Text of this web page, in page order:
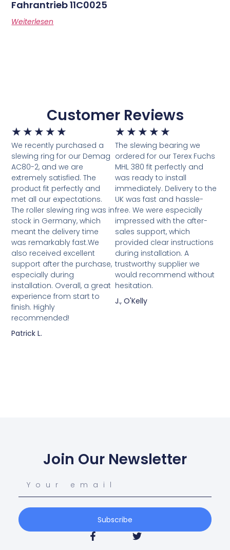
Fahrantrieb 11C0025
Weiterlesen
Customer Reviews
★ ★ ★ ★ ★
We recently purchased a
slewing ring for our Demag
AC80-2, and we are
extremely satisfied. The
product fit perfectly and
met all our expectations.
The roller slewing ring was in
stock in Germany, which
meant the delivery time
was remarkably fast.We
also received excellent
support after the purchase,
especially during
installation. Overall, a great
experience from start to
finish. Highly
recommended!
Patrick L.
★ ★ ★ ★ ★
The slewing bearing we
ordered for our Terex Fuchs
MHL 380 fit perfectly and
was ready to install
immediately. Delivery to the
UK was fast and hassle-
free. We were especially
impressed with the after-
sales support, which
provided clear instructions
during installation. A
trustworthy supplier we
would recommend without
hesitation.
J., O'Kelly
Join Our Newsletter
Subscribe